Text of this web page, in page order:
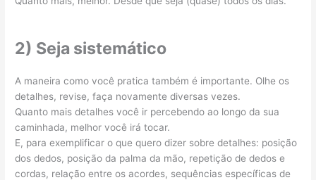
2) Seja sistemático
A maneira como você pratica também é importante. Olhe os
detalhes, revise, faça novamente diversas vezes.
Quanto mais detalhes você ir percebendo ao longo da sua
caminhada, melhor você irá tocar.
E, para exemplificar o que quero dizer sobre detalhes: posição
dos dedos, posição da palma da mão, repetição de dedos e
cordas, relação entre os acordes, sequências específicas de